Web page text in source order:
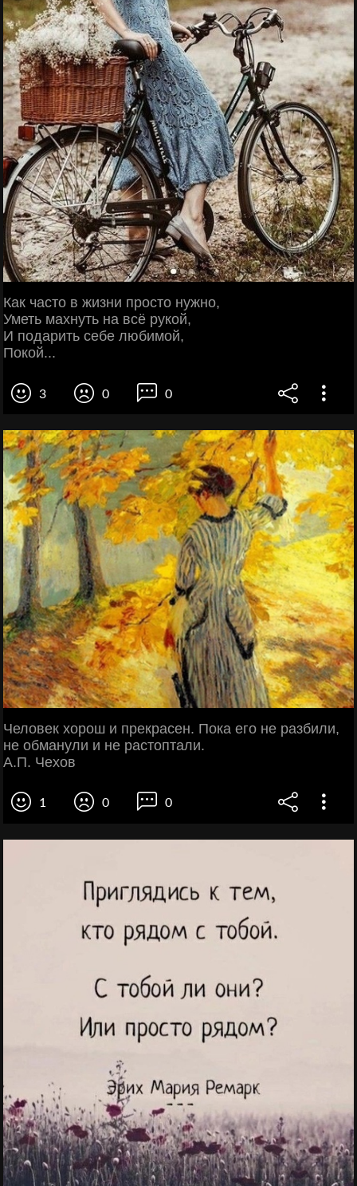
Как часто в жизни просто нужно,
Уметь махнуть на всё рукой,
И подарить себе любимой,
Покой...
3 0 0
Человек хорош и прекрасен. Пока его не разбили,
не обманули и не растоптали.
А.П. Чехов
1 0 0